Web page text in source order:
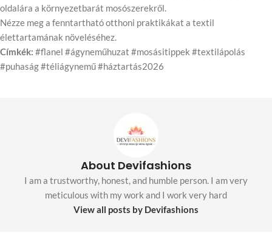
oldalára a környezetbarát mosószerekről.
Nézze meg a fenntartható otthoni praktikákat a textil
élettartamának növeléséhez.
Címkék: #flanel #ágyneműhuzat #mosásitippek #textilápolás
#puhaság #téliágynemű #háztartás2026
About Devifashions
I am a trustworthy, honest, and humble person. I am very
meticulous with my work and I work very hard
View all posts by Devifashions